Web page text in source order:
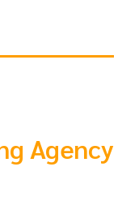
Agency